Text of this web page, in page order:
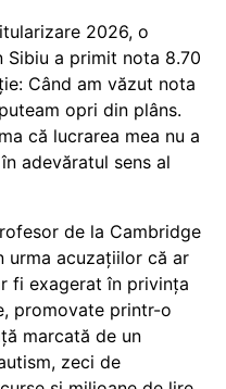
2026, o
Sibiu a primit nota 8.70
Când am văzut nota
opri din plâns.
că lucrarea mea nu a
adevăratul sens al
de la Cambridge
urma acuzațiilor că ar
fi exagerat în privința
promovate printr-o
marcată de un
zeci de